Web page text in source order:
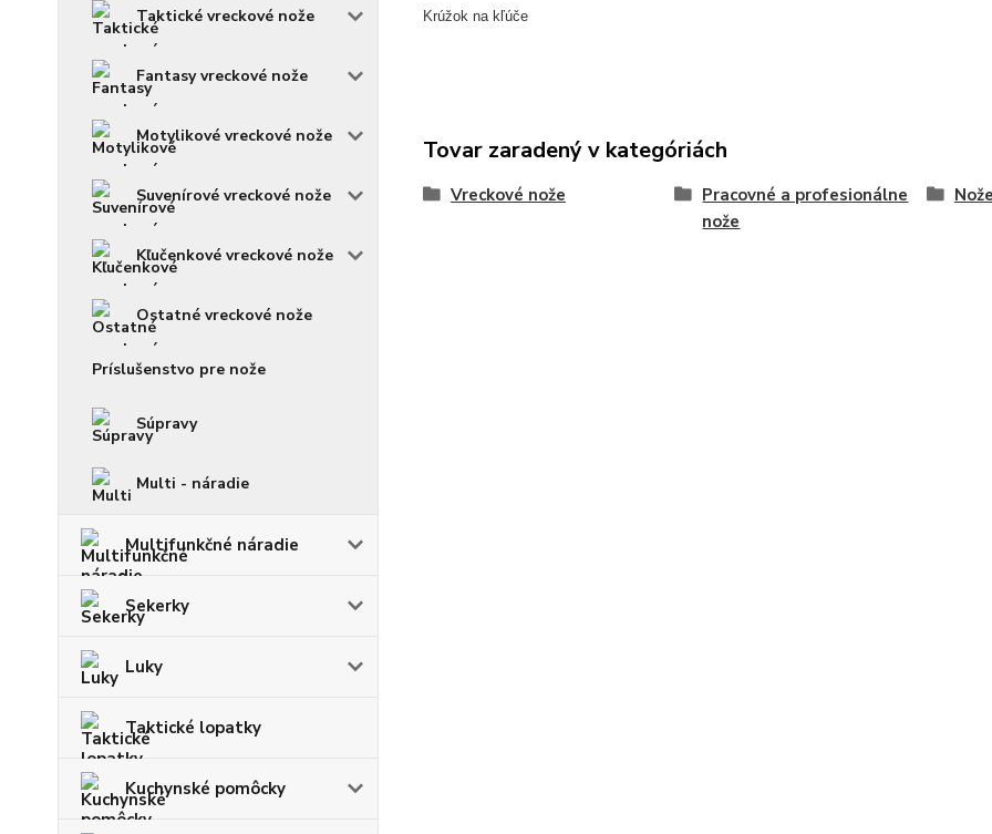
Taktické vreckové nože
Fantasy vreckové nože
Motylikové vreckové nože
Suvenírové vreckové nože
Kľučenkové vreckové nože
Ostatné vreckové nože
Príslušenstvo pre nože
Súpravy
Multi - náradie
Multifunkčné náradie
Sekerky
Luky
Taktické lopatky
Kuchynské pomôcky
Krúžok na kľúče
Tovar zaradený v kategóriách
Vreckové nože
Pracovné a profesionálne
nože